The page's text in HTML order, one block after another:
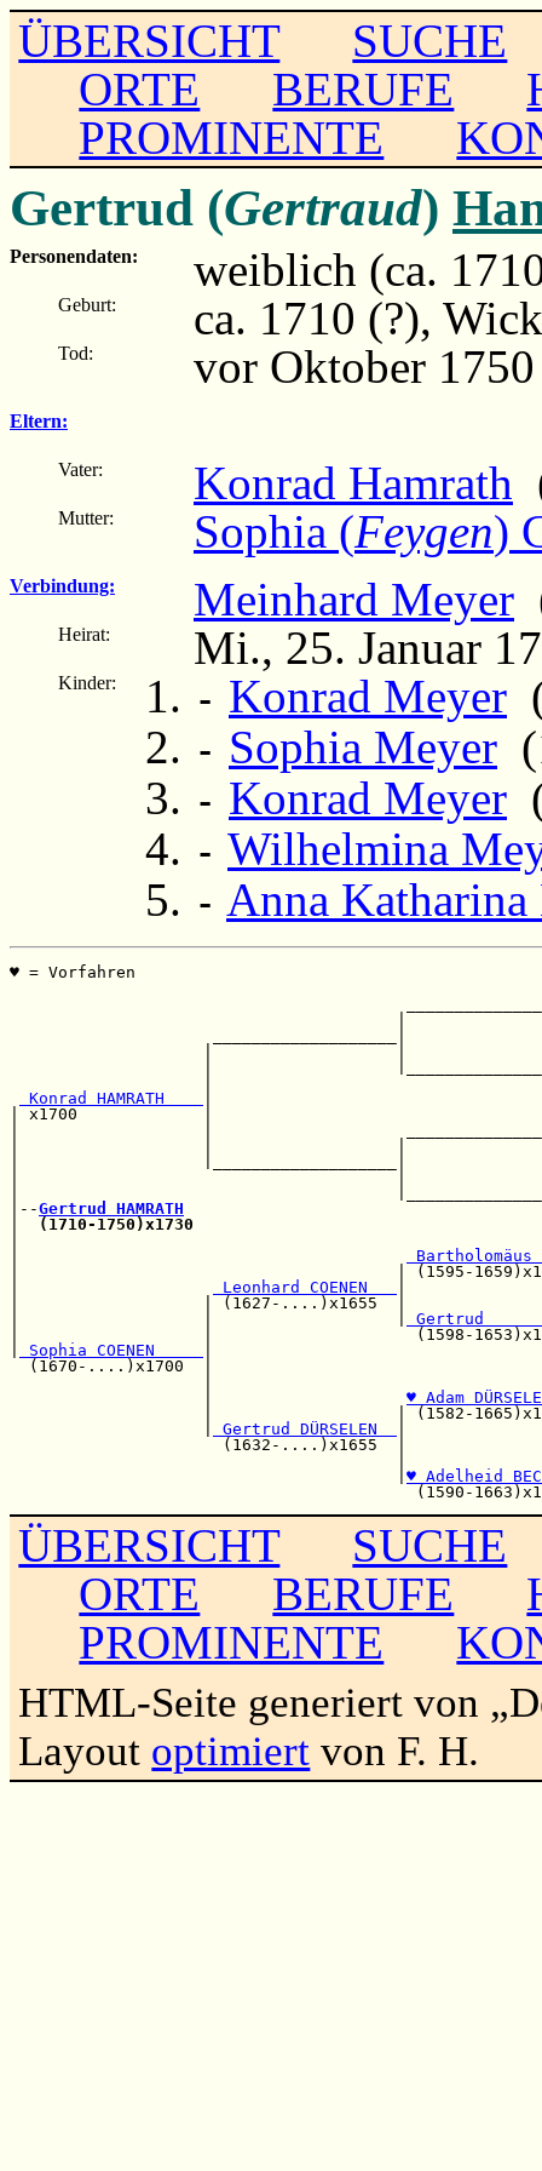
ÜBERSICHT
SUCHE
ORTE
BERUFE
PROMINENTE
Gertrud (Gertraud)
Personendaten: weiblich (ca.
Geburt: ca. 1710 (?),
Tod: vor Oktober 1750
Eltern:
Vater: Konrad Hamrath
Mutter: Sophia (Feygen)
Verbindung: Meinhard Meyer
Heirat: Mi., 25. Januar
Kinder: - Konrad Meyer
- Sophia Meyer
- Konrad Meyer
- Wilhelmina
- Anna Katharina
♥ = Vorfahren
|                   |
Konrad HAMRATH
| x1700             |
|                   |
|                                       |
|--Gertrud HAMRATH
(1710-1750)x1730
Bartholomäus
|                                       |
Leonhard COENEN
|                   | (1627-....)x1655
|                   |
Sophia COENEN
(1670-
♥ Adam
|
Gertrud DÜRSELEN
(1632-
♥ Adelheid
ÜBERSICHT
SUCHE
ORTE
BERUFE
PROMINENTE
HTML-Seite generiert von
Layout optimiert von F. H.